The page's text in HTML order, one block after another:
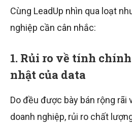
Cùng LeadUp nhìn qua loạt
nghiệp cần cân nhắc:
1. Rủi ro về tính
nhật của data
Do đều được bày bán rộng rãi
doanh nghiệp, rủi ro chất